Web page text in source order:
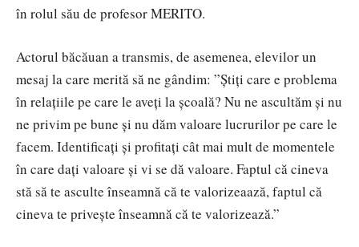
în rolul său de profesor MERITO.
Actorul băcăuan a transmis, de asemenea, elevilor un
mesaj la care merită să ne gândim: ”Știți care e problema
în relațiile pe care le aveți la școală? Nu ne ascultăm și nu
ne privim pe bune și nu dăm valoare lucrurilor pe care le
facem. Identificați și profitați cât mai mult de momentele
în care dați valoare și vi se dă valoare. Faptul că cineva
stă să te asculte înseamnă că te valorizeaază, faptul că
cineva te privește înseamnă că te valorizează.”